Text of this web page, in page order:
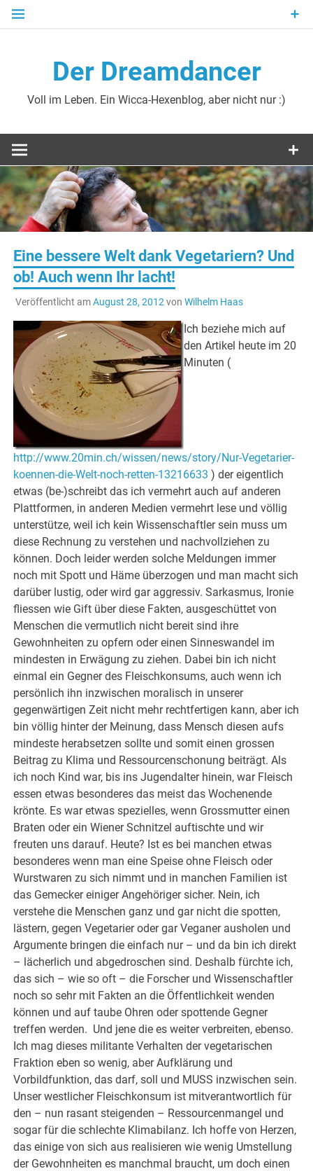
Zum
Der Dreamdancer
Voll im Leben. Ein Wicca-Hexenblog, aber nicht nur :)
Eine bessere Welt dank Vegetariern? Und
ob! Auch wenn Ihr lacht!
Veröffentlicht amAugust 28, 2012 von Wilhelm Haas
Ich beziehe mich auf
den Artikel heute im 20
Minuten (
http://www.20min.ch/wissen/news/story/Nur-Vegetarier-
koennen-die-Welt-noch-retten-13216633 ) der eigentlich
etwas (be-)schreibt das ich vermehrt auch auf anderen
Plattformen, in anderen Medien vermehrt lese und völlig
unterstütze, weil ich kein Wissenschaftler sein muss um
diese Rechnung zu verstehen und nachvollziehen zu
können. Doch leider werden solche Meldungen immer
noch mit Spott und Häme überzogen und man macht sich
darüber lustig, oder wird gar aggressiv. Sarkasmus, Ironie
fliessen wie Gift über diese Fakten, ausgeschüttet von
Menschen die vermutlich nicht bereit sind ihre
Gewohnheiten zu opfern oder einen Sinneswandel im
mindesten in Erwägung zu ziehen. Dabei bin ich nicht
einmal ein Gegner des Fleischkonsums, auch wenn ich
persönlich ihn inzwischen moralisch in unserer
gegenwärtigen Zeit nicht mehr rechtfertigen kann, aber ich
bin völlig hinter der Meinung, dass Mensch diesen aufs
mindeste herabsetzen sollte und somit einen grossen
Beitrag zu Klima und Ressourcenschonung beiträgt. Als
ich noch Kind war, bis ins Jugendalter hinein, war Fleisch
essen etwas besonderes das meist das Wochenende
krönte. Es war etwas spezielles, wenn Grossmutter einen
Braten oder ein Wiener Schnitzel auftischte und wir
freuten uns darauf. Heute? Ist es bei manchen etwas
besonderes wenn man eine Speise ohne Fleisch oder
Wurstwaren zu sich nimmt und in manchen Familien ist
das Gemecker einiger Angehöriger sicher. Nein, ich
verstehe die Menschen ganz und gar nicht die spotten,
lästern, gegen Vegetarier oder gar Veganer ausholen und
Argumente bringen die einfach nur – und da bin ich direkt
– lächerlich und abgedroschen sind. Deshalb fürchte ich,
das sich – wie so oft – die Forscher und Wissenschaftler
noch so sehr mit Fakten an die Öffentlichkeit wenden
können und auf taube Ohren oder spottende Gegner
treffen werden. Und jene die es weiter verbreiten, ebenso.
Ich mag dieses militante Verhalten der vegetarischen
Fraktion eben so wenig, aber Aufklärung und
Vorbildfunktion, das darf, soll und MUSS inzwischen sein.
Unser westlicher Fleischkonsum ist mitverantwortlich für
den – nun rasant steigenden – Ressourcenmangel und
sogar für die schlechte Klimabilanz. Ich hoffe von Herzen,
das einige von sich aus realisieren wie wenig Umstellung
der Gewohnheiten es manchmal braucht, um doch einen